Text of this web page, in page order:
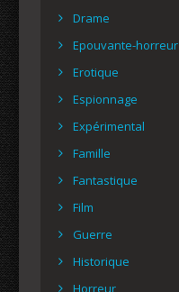
Drame
Epouvante-horreur
Erotique
Espionnage
Expérimental
Famille
Fantastique
Film
Guerre
Historique
Horreur